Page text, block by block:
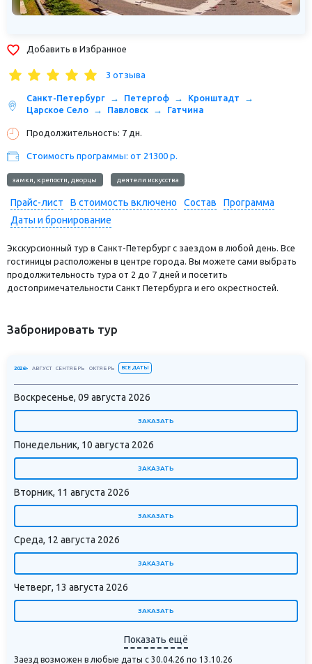
Добавить в Избранное
3 отзыва
Санкт-Петербург Петергоф
Кронштадт
Царское Село
Павловск Гатчина
Продолжительность: 7 дн.
Стоимость программы: от 21300 р.
замки, крепости, дворцы деятели искусства
Прайс-лист В стоимость включено Состав
Программа
Даты и бронирование
Экскурсионный тур в Санкт-Петербург с заездом в любой день. Все
гостиницы расположены в центре города. Вы можете сами выбрать
продолжительность тура от 2 до 7 дней и посетить
достопримечательности Санкт Петербурга и его окрестностей.
Забронировать тур
2026> АВГУСТ СЕНТЯБРЬ ОКТЯБРЬ ВСЕ ДАТЫ
Воскресенье, 09 августа 2026
ЗАКАЗАТЬ
Понедельник, 10 августа 2026
ЗАКАЗАТЬ
Вторник, 11 августа 2026
ЗАКАЗАТЬ
Среда, 12 августа 2026
ЗАКАЗАТЬ
Четверг, 13 августа 2026
ЗАКАЗАТЬ
Показать ещё
Заезд возможен в любые даты с 30.04.26 по 13.10.26